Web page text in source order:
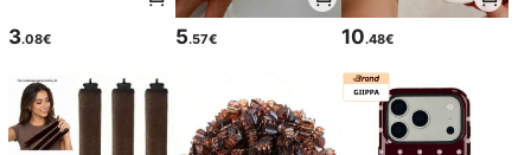
3.08€ 5.57€ 10.48€